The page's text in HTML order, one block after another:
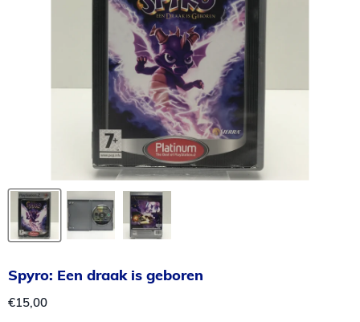
Spyro: Een draak is geboren
Huidige prijs
€15,00